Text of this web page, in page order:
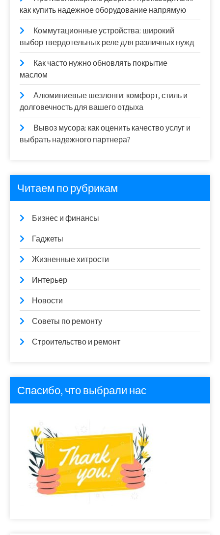
как купить надежное оборудование напрямую
Коммутационные устройства: широкий
выбор твердотельных реле для различных нужд
Как часто нужно обновлять покрытие
маслом
Алюминиевые шезлонги: комфорт, стиль и
долговечность для вашего отдыха
Вывоз мусора: как оценить качество услуг и
выбрать надежного партнера?
Читаем по рубрикам
Бизнес и финансы
Гаджеты
Жизненные хитрости
Интерьер
Новости
Советы по ремонту
Строительство и ремонт
Спасибо, что выбрали нас